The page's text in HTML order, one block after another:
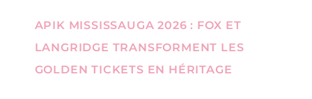
APIK MISSISSAUGA 2026 : FOX ET
LANGRIDGE TRANSFORMENT LES
GOLDEN TICKETS EN HÉRITAGE